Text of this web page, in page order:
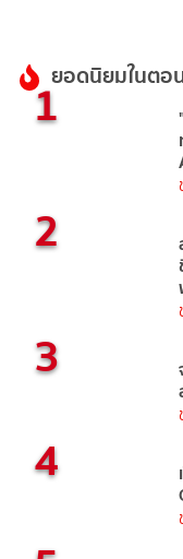
ยอดนิยมในตอ
1
2
3
4